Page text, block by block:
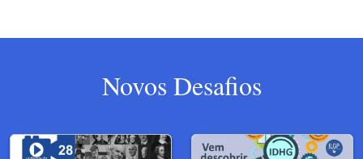
Novos Desafios